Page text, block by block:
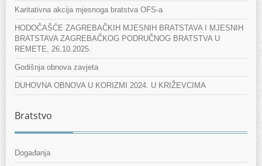
Karitativna akcija mjesnoga bratstva OFS-a
HODOČAŠĆE ZAGREBAČKIH MJESNIH BRATSTAVA I MJESNIH
BRATSTAVA ZAGREBAČKOG PODRUČNOG BRATSTVA U
REMETE, 26.10.2025.
Godišnja obnova zavjeta
DUHOVNA OBNOVA U KORIZMI 2024. U KRIŽEVCIMA
Bratstvo
Događanja